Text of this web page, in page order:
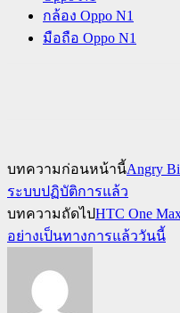
กล้อง Oppo N1
มือถือ Oppo N1
บทความก่อนหน้านี้Angry
ระบบปฏิบัติการแล้ว
บทความถัดไปHTC One
อย่างเป็นทางการแล้ววันนี้